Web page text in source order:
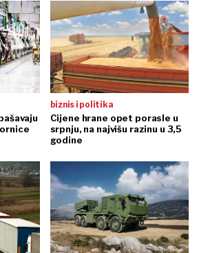
biznis i politika
Cijene hrane opet porasle u
srpnju, na najvišu razinu u 3,5
godine